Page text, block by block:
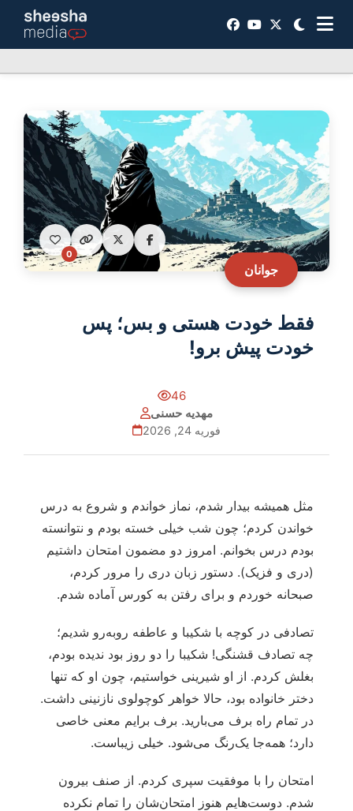
جوانان
0
فقط خودت هستی و بس؛ پس
خودت پیش برو!
46
مهدیه حسنی
فوریه 24, 2026
مثل همیشه بیدار شدم، نماز خواندم و شروع به درس
خواندن کردم؛ چون شب خیلی خسته بودم و نتوانسته
بودم درس بخوانم. امروز دو مضمون امتحان داشتیم
(دری و فزیک). دستور زبان دری را مرور کردم،
صبحانه خوردم و برای رفتن به کورس آماده شدم.
تصادفی در کوچه با شکیبا و عاطفه روبه‌رو شدیم؛
چه تصادف قشنگی! شکیبا را دو روز بود ندیده بودم،
بغلش کردم. از او شیرینی خواستیم، چون او که تنها
دختر خانواده بود، حالا خواهر کوچولوی نازنینی داشت.
در تمام راه برف می‌بارید. برف برایم معنی خاصی
دارد؛ همه‌جا یک‌رنگ می‌شود. خیلی زیباست.
امتحان را با موفقیت سپری کردم. از صنف بیرون
شدم. دوست‌هایم هنوز امتحان‌شان را تمام نکرده